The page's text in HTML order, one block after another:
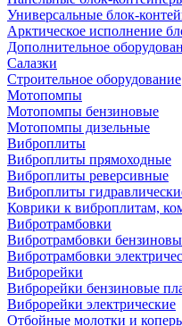
Универсальные блок-
Арктическое исполнение
Дополнительное
Салазки
Строительное оборудование
Мотопомпы
Мотопомпы бензиновые
Мотопомпы дизельные
Виброплиты
Виброплиты прямоходные
Виброплиты реверсивные
Виброплиты
Коврики к виброплитам,
Вибротрамбовки
Вибротрамбовки
Вибротрамбовки
Виброрейки
Виброрейки бензиновые
Виброрейки электрические
Отбойные молотки и